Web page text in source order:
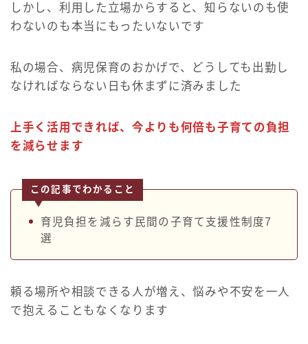
しかし、利用した立場からすると、知らないのも使
わないのも本当にもったいないです
私の場合、病児保育のおかげで、どうしても出勤し
なければならない日も休まずに済みました
上手く活用できれば、今よりも何倍も子育ての負担
を減らせます
この記事でわかること
育児負担を減らす民間の子育て支援性制度7
選
頼る場所や相談できる人が増え、悩みや不安を一人
で抱えることもなくなります